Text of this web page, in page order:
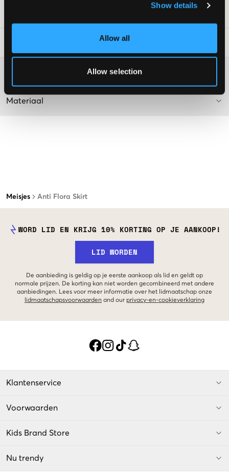
Show details
Allow all
Allow selection
Meisjes Anti Flora Skirt
Materiaal
WORD LID EN KRIJG 10% KORTING OP JE AANKOOP!
LID WORDEN
De aanbieding is geldig op je eerste aankoop als lid en geldt op
normale prijzen. De korting kan niet worden gecombineerd met andere
aanbiedingen. Lees voor meer informatie over het lidmaatschap onze
lidmaatschapsvoorwaarden and our privacy-en-cookieverklaring
Klantenservice
Voorwaarden
Kids Brand Store
Nu trendy